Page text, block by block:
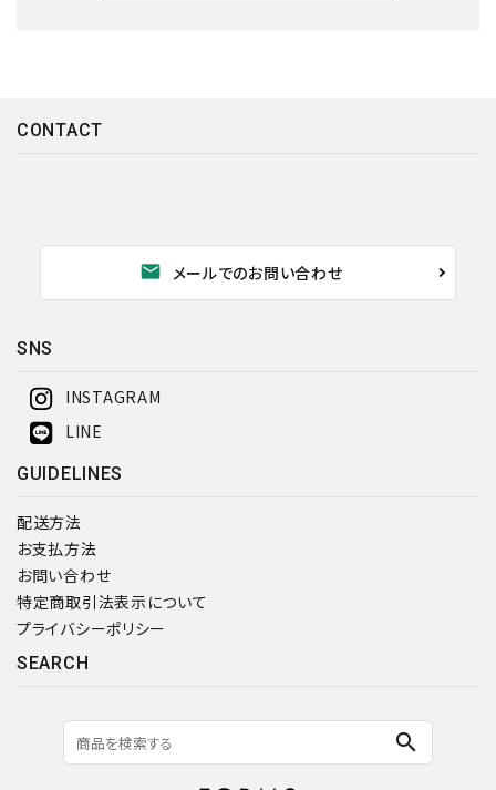
キーワード
カテゴリー
CONTACT
mail メールでのお問い合わせ
SNS
INSTAGRAM
LINE
GUIDELINES
配送方法
お支払方法
お問い合わせ
特定商取引法表示について
プライバシーポリシー
SEARCH
search